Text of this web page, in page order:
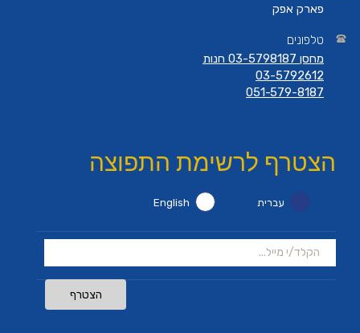
פארק אפק
טלפונים
מחסן 03-5798187 חנות
03-5792612
051-579-8187
הצטרף לרשימת התפוצה
עברית English
הצטרף